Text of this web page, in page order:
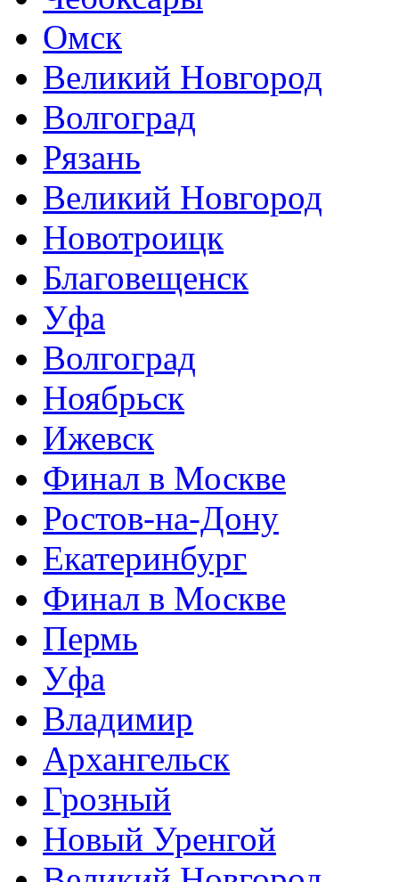
Омск
Великий Новгород
Волгоград
Рязань
Великий Новгород
Новотроицк
Благовещенск
Уфа
Волгоград
Ноябрьск
Ижевск
Финал в Москве
Ростов-на-Дону
Екатеринбург
Финал в Москве
Пермь
Уфа
Владимир
Архангельск
Грозный
Новый Уренгой